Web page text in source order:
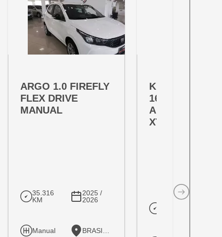
ARGO 1.0 FIREFLY
FLEX DRIVE
MANUAL
35.316
KM
2025 /
2026
Manual
KICKS PLAY
16V
ADVANCE
XTRONIC